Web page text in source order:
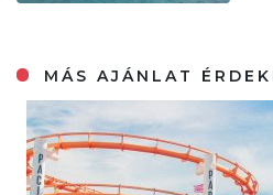
MÁS AJÁNLAT